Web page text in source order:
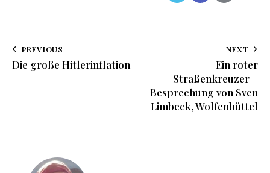
PREVIOUS
Die große Hitlerinflation
NEXT
Ein roter
Straßenkreuzer –
Besprechung von Sven
Limbeck, Wolfenbüttel